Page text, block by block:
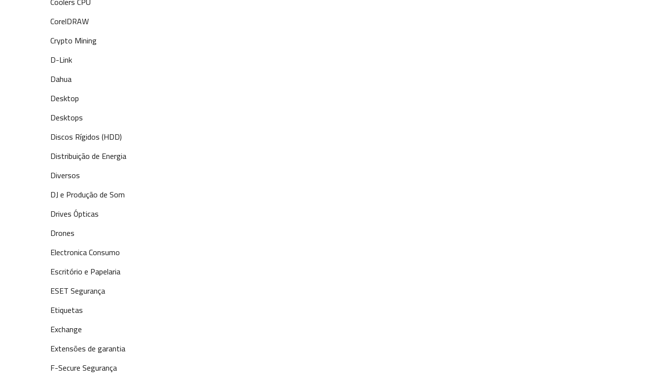
CorelDRAW
Crypto Mining
D-Link
Dahua
Desktop
Desktops
Discos Rígidos (HDD)
Distribuição de Energia
Diversos
DJ e Produção de Som
Drives Ópticas
Drones
Electronica Consumo
Escritório e Papelaria
ESET Segurança
Etiquetas
Exchange
Extensões de garantia
F-Secure Segurança